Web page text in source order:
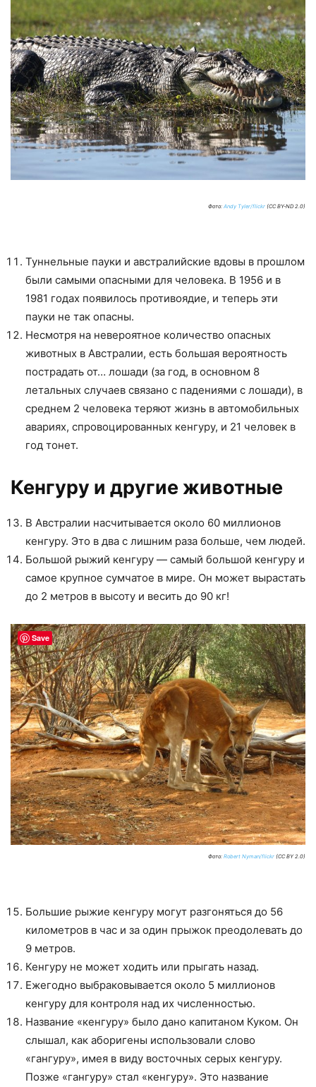
Фото: Andy Tyler/flickr (CC BY-ND 2.0)
Туннельные пауки и австралийские вдовы в прошлом
были самыми опасными для человека. В 1956 и в
1981 годах появилось противоядие, и теперь эти
пауки не так опасны.
Несмотря на невероятное количество опасных
животных в Австралии, есть большая вероятность
пострадать от… лошади (за год, в основном 8
летальных случаев связано с падениями с лошади), в
среднем 2 человека теряют жизнь в автомобильных
авариях, спровоцированных кенгуру, и 21 человек в
год тонет.
Кенгуру и другие животные
В Австралии насчитывается около 60 миллионов
кенгуру. Это в два с лишним раза больше, чем людей.
Большой рыжий кенгуру — самый большой кенгуру и
самое крупное сумчатое в мире. Он может вырастать
до 2 метров в высоту и весить до 90 кг!
Фото: Robert Nyman/flickr (CC BY 2.0)
Большие рыжие кенгуру могут разгоняться до 56
километров в час и за один прыжок преодолевать до
9 метров.
Кенгуру не может ходить или прыгать назад.
Ежегодно выбраковывается около 5 миллионов
кенгуру для контроля над их численностью.
Название «кенгуру» было дано капитаном Куком. Он
слышал, как аборигены использовали слово
«гангуру», имея в виду восточных серых кенгуру.
Позже «гангуру» стал «кенгуру». Это название
Save